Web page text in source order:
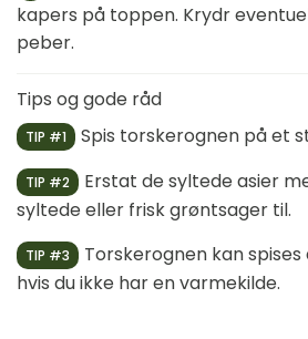
kapers på toppen. Krydr
peber.
Tips og gode råd
TIP #1 Spis torskerognen på et
TIP #2
Erstat de syltede asier
syltede eller frisk grøntsager til.
TIP #3
Torskerognen kan
hvis du ikke har en varmekilde.